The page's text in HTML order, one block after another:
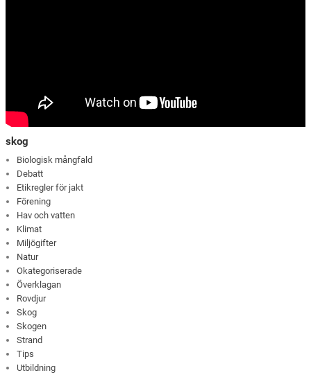
skog
Biologisk mångfald
Debatt
Etikregler för jakt
Förening
Hav och vatten
Klimat
Miljögifter
Natur
Okategoriserade
Överklagan
Rovdjur
Skog
Skogen
Strand
Tips
Utbildning